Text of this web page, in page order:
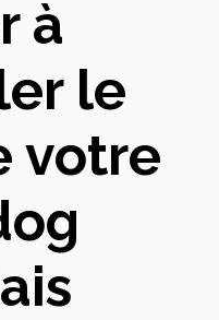
à
le
votre